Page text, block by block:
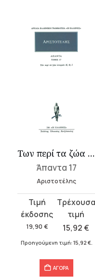
Των περί τα ζώα ιστοριών Η-Ι
Άπαντα 17
Αριστοτέλης
19,90 €
Original
price
was:
19,90 €.
15,92€
τρέχουσα
τιμή
Προηγούμενη τιμή: 15,92 €.
ΑΓΟΡΑ